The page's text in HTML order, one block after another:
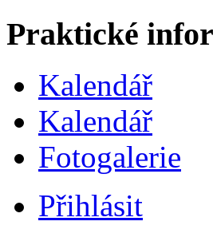
Praktické
Kalendář
Kalendář
Fotogalerie
Přihlásit